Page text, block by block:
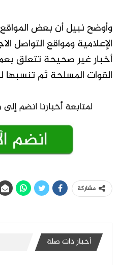
وأوضح نبيل أن بعض المواقع
الإعلامية ومواقع
أخبار غير صحيحة تتعلق
القوات المسلحة ثم
مشاركة
أخبار ذات صلة